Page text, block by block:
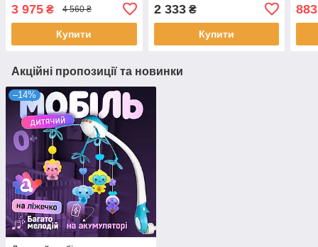
3 975 ₴ 4 560 ₴
Купити
2 333₴
Купити
Акційні пропозиції та новинки
–14%